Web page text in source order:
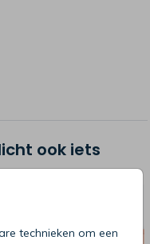
technieken om een
ook iets